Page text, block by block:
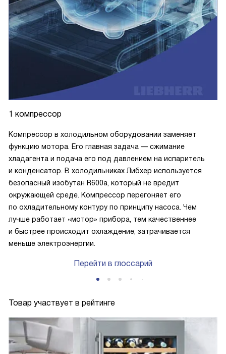
1 компрессор
Компрессор в холодильном оборудовании заменяет
функцию мотора. Его главная задача — сжимание
хладагента и подача его под давлением на испаритель
и конденсатор. В холодильниках Либхер используется
безопасный изобутан R600a, который не вредит
окружающей среде. Компрессор перегоняет его
по охладительному контуру по принципу насоса. Чем
лучше работает «мотор» прибора, тем качественнее
и быстрее происходит охлаждение, затрачивается
меньше электроэнергии.
Перейти в глоссарий
Товар участвует в рейтинге